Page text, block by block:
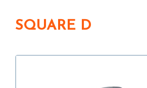
SQUARE D